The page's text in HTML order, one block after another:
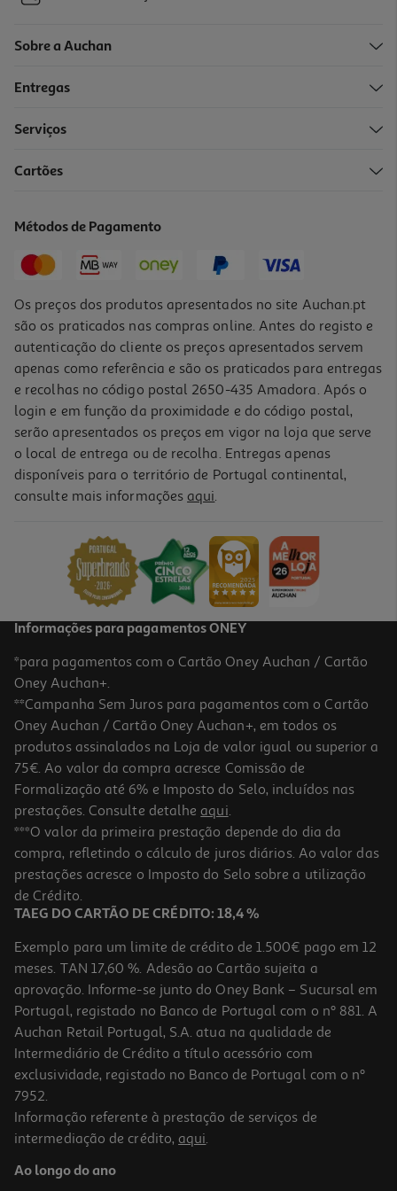
-30%
9,90 € PVP de editor
-10%
Livro Um Beijinho De Eoin Mclaughlin
PVP de editor
13,46 €
-10%
Livro 365+1 Piadas De Rir Até Explodir Vol Iii
13.41 €/un
14,90 € PVP de editor
13,41 €
-10%
Livro Ursito Tito - Um Dia Na Escola
8.91 €/un
Sobre a Auchan
Entregas
Serviços
Cartões
Métodos de Pagamento
Os preços dos produtos apresentados no site Auchan.pt
são os praticados nas compras online. Antes do registo e
autenticação do cliente os preços apresentados servem
apenas como referência e são os praticados para entregas
e recolhas no código postal 2650-435 Amadora. Após o
login e em função da proximidade e do código postal,
serão apresentados os preços em vigor na loja que serve
o local de entrega ou de recolha. Entregas apenas
disponíveis para o território de Portugal continental,
consulte mais informações aqui.
Informações para pagamentos ONEY
*para pagamentos com o Cartão Oney Auchan / Cartão
Oney Auchan+.
**Campanha Sem Juros para pagamentos com o Cartão
Oney Auchan / Cartão Oney Auchan+, em todos os
produtos assinalados na Loja de valor igual ou superior a
75€. Ao valor da compra acresce Comissão de
Formalização até 6% e Imposto do Selo, incluídos nas
prestações. Consulte detalhe aqui.
***O valor da primeira prestação depende do dia da
compra, refletindo o cálculo de juros diários. Ao valor das
prestações acresce o Imposto do Selo sobre a utilização
de Crédito.
TAEG DO CARTÃO DE CRÉDITO: 18,4 %
Exemplo para um limite de crédito de 1.500€ pago em 12
meses. TAN 17,60 %. Adesão ao Cartão sujeita a
aprovação. Informe-se junto do Oney Bank – Sucursal em
Portugal, registado no Banco de Portugal com o nº 881. A
Auchan Retail Portugal, S.A. atua na qualidade de
Intermediário de Crédito a título acessório com
exclusividade, registado no Banco de Portugal com o nº
7952.
Informação referente à prestação de serviços de
intermediação de crédito, aqui.
Ao longo do ano